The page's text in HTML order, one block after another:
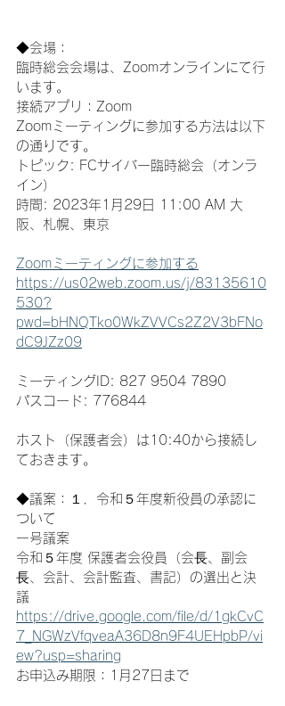
◆会場：
臨時総会会場は、Zoomオンラインにて行
います。
接続アプリ：Zoom
Zoomミーティングに参加する方法は以下
の通りです。
トピック: FCサイバー臨時総会（オンラ
イン）
時間: 2023年1月29日 11:00 AM 大
阪、札幌、東京
Zoomミーティングに参加する
https://us02web.zoom.us/j/83135610
530?
pwd=bHNQTko0WkZVVCs2Z2V3bFNo
dC9JZz09
ミーティングID: 827 9504 7890
パスコード: 776844
ホスト（保護者会）は10:40から接続し
ておきます。
◆議案：１．令和５年度新役員の承認に
ついて
一号議案
令和５年度 保護者会役員（会⾧、副会
⾧、会計、会計監査、書記）の選出と決
議
https://drive.google.com/file/d/1gkCvC
7_NGWzVfqveaA36D8n9F4UEHpbP/vi
ew?usp=sharing
お申込み期限：1月27日まで